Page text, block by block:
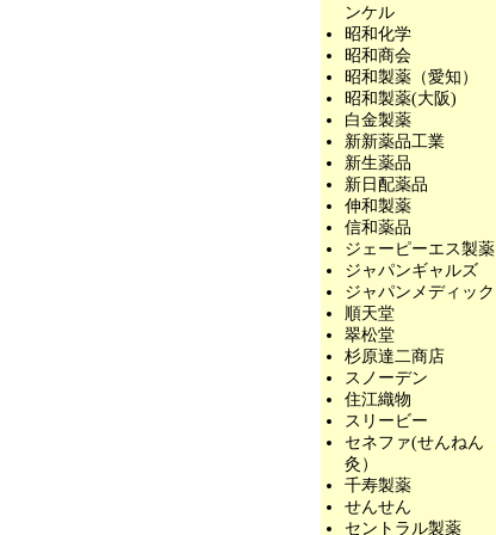
ンケル
昭和化学
昭和商会
昭和製薬（愛知）
昭和製薬(大阪)
白金製薬
新新薬品工業
新生薬品
新日配薬品
伸和製薬
信和薬品
ジェーピーエス製薬
ジャパンギャルズ
ジャパンメディック
順天堂
翠松堂
杉原達二商店
スノーデン
住江織物
スリービー
セネファ(せんねん
灸）
千寿製薬
せんせん
セントラル製薬